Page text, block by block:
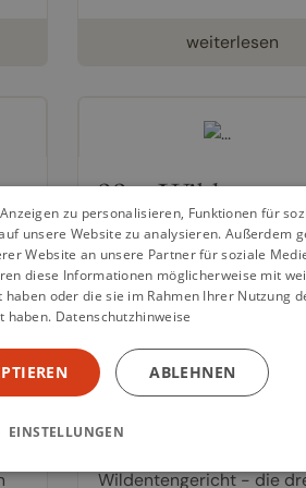
weiterlesen
33 x Wild
Kochbuch vonHeinrich
Gasteiger,Gerhard
Helmut Bachmann
9,90 €
Was wäre die Südtiroler
Küche ohne schmackhafter
Hirschgulasch, saftigen
Wildentengericht - die
zu personalisieren, Funktionen für
unsere Website zu analysieren. Außerdem
Website an unsere Partner für soziale
diese Informationen möglicherweise mit
oder die sie im Rahmen Ihrer Nutzung
haben. Datenschutzhinweise
ABLEHNEN
EINSTELLUNGEN